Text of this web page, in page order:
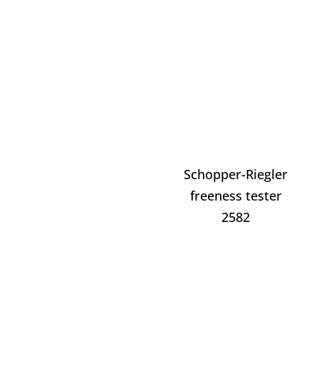
Schopper-Riegler
freeness tester
2582